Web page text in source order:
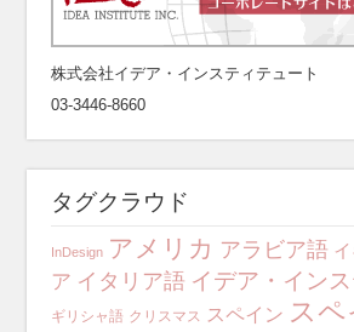
株式会社イデア・インスティテュート
03-3446-8660
タグクラウド
InDesign アメリカ アラビア語
ア イタリア語 イデア・イン
ギリシャ語 クリスマス スペイン スペ